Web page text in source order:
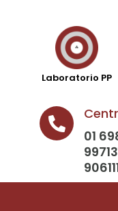
Laboratorio PP
01